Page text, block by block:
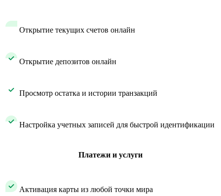
​ Открытие текущих счетов онлайн
​ Открытие депозитов онлайн
​ Просмотр остатка и истории транзакций
​ Настройка учетных записей для быстрой идентификации
Платежи и услуги
​ Активация карты из любой точки мира